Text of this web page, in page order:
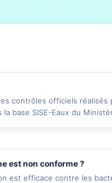
contrôles officiels réalisés
base SISE-Eaux du
est non conforme ?
est efficace contre les